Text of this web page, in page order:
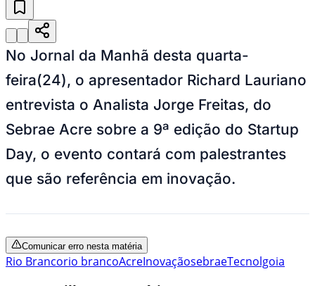
No Jornal da Manhã desta quarta-
feira(24), o apresentador Richard Lauriano
entrevista o Analista Jorge Freitas, do
Sebrae Acre sobre a 9ª edição do Startup
Day, o evento contará com palestrantes
que são referência em inovação.
Comunicar erro nesta matéria
Rio Brancorio brancoAcreInovaçãosebraeTecnolgoia